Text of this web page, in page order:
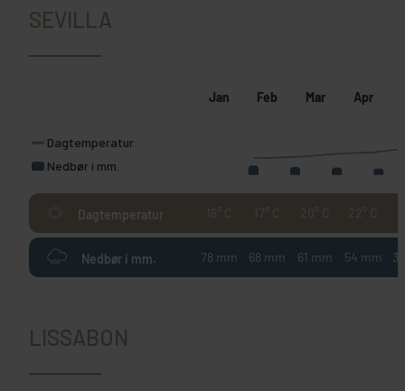
SEVILLA
Jan Feb Mar Apr
Dagtemperatur
Nedbør i mm.
Dagtemperatur 16° C 17° C 20° C 22° C
Nedbør i mm. 78 mm 68 mm 61 mm 54 mm
LISSABON